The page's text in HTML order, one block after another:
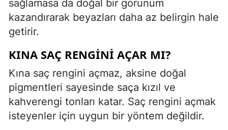
sağlamasa da doğal bir görünüm
kazandırarak beyazları daha az belirgin hale
getirir.
KINA SAÇ RENGINI AÇAR MI?
Kına saç rengini açmaz, aksine doğal
pigmentleri sayesinde saça kızıl ve
kahverengi tonları katar. Saç rengini açmak
isteyenler için uygun bir yöntem değildir.